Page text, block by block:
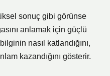
sonuç gibi görünse
anlamak için güçlü
nasıl katlandığını,
kazandığını gösterir.